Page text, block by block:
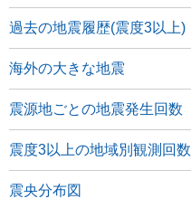
過去の地震履歴(震度3以上)
海外の大きな地震
震源地ごとの地震発生回数
震度3以上の地域別観測回数
震央分布図